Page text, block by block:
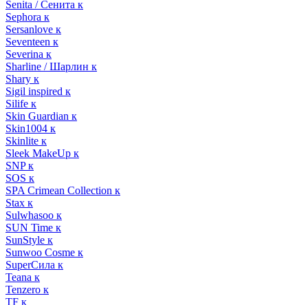
Senita / Сенита к
Sephora к
Sersanlove к
Seventeen к
Severina к
Sharline / Шарлин к
Shary к
Sigil inspired к
Silife к
Skin Guardian к
Skin1004 к
Skinlite к
Sleek MakeUp к
SNP к
SOS к
SPA Crimean Collection к
Stax к
Sulwhasoo к
SUN Time к
SunStyle к
Sunwoo Cosme к
SuperСила к
Teana к
Tenzero к
TF к